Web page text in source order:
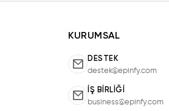
KURUMSAL
DESTEK
destek@epinfy.com
İŞ BIRLIĞI
business@epinfy.com